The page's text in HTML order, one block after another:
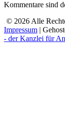
Kommentare sind
© 2026 Alle
Impressum |
- der Kanzlei für